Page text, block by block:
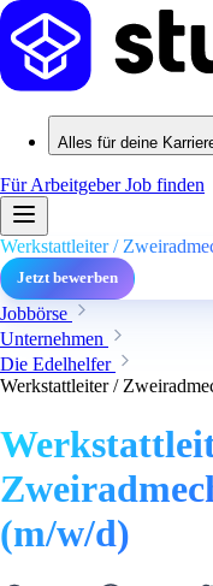
Alles für deine
Für ArbeitgeberJob finden
Werkstattleiter /
Jetzt bewerben
Jobbörse
Unternehmen
Die Edelhelfer
Werkstattleiter /
(m/w/d)